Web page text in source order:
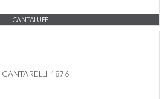
CANTALUPPI